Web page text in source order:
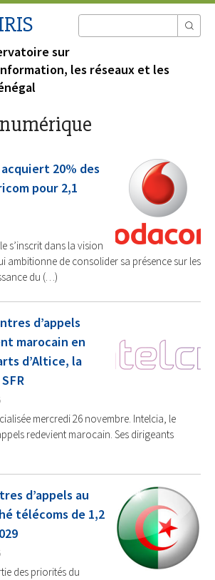
sur
les réseaux et les
20% des
pour 2,1
s’inscrit dans la vision
ambitionne de consolider sa présence sur les
du (…)
d’appels
marocain en
d’Altice, la
mercredi 26 novembre. Intelcia, le
redevient marocain. Ses dirigeants
d’appels au
télécoms de 1,2
des priorités du